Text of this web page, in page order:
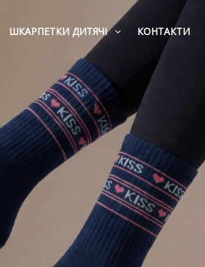
ШКАРПЕТКИ ДИТЯЧІ КОНТАКТИ